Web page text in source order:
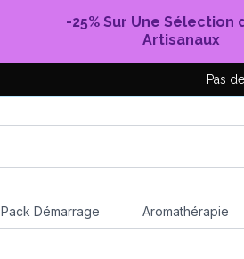
-25% Sur Une Sélection
Artisanaux
Pas
Pack Démarrage Aromathérapie